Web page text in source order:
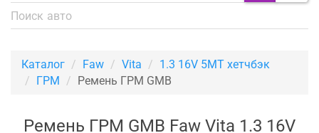
Каталог Faw Vita
1.3 16V 5MT хетчбэк
ГРМ
Ремень ГРМ GMB
Ремень ГРМ GMB Faw Vita 1.3 16V